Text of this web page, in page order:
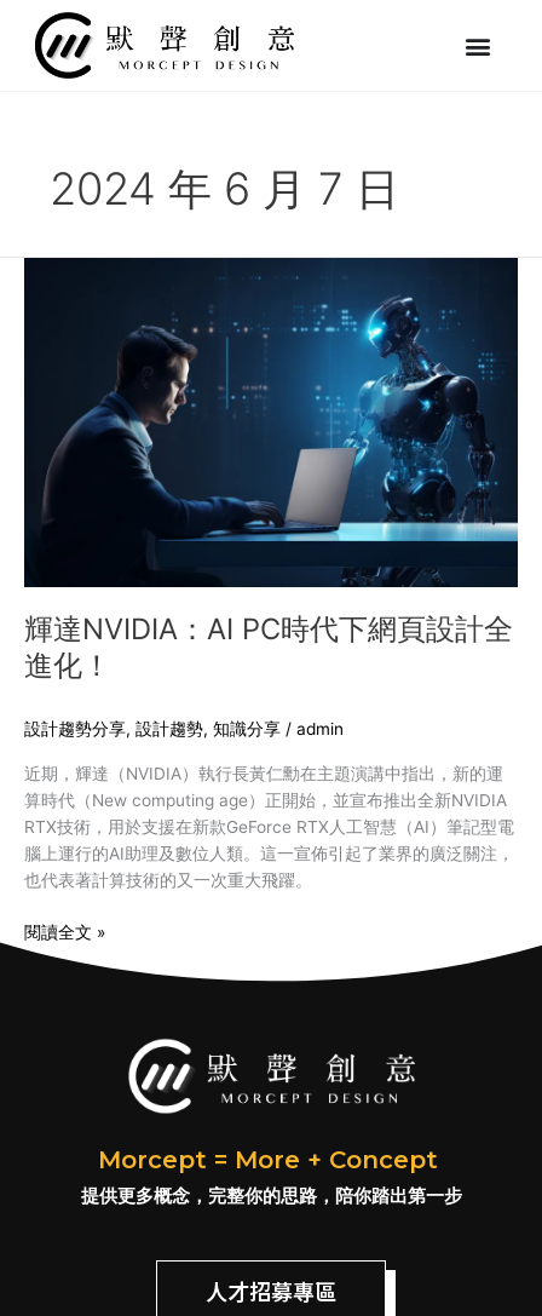
2024 年 6 月 7 日
輝達NVIDIA：AI PC時代下網頁設計全
進化！
設計趨勢分享, 設計趨勢, 知識分享 / admin
近期，輝達（NVIDIA）執行長黃仁勳在主題演講中指出，新的運
算時代（New computing age）正開始，並宣布推出全新NVIDIA
RTX技術，用於支援在新款GeForce RTX人工智慧（AI）筆記型電
腦上運行的AI助理及數位人類。這一宣佈引起了業界的廣泛關注，
也代表著計算技術的又一次重大飛躍。
全
進
化！
閱讀全文 »
Morcept = More + Concept
提供更多概念，完整你的思路，陪你踏出第一步
人才招募專區